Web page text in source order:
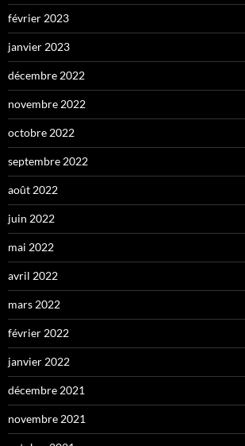
février 2023
janvier 2023
décembre 2022
novembre 2022
octobre 2022
septembre 2022
août 2022
juin 2022
mai 2022
avril 2022
mars 2022
février 2022
janvier 2022
décembre 2021
novembre 2021